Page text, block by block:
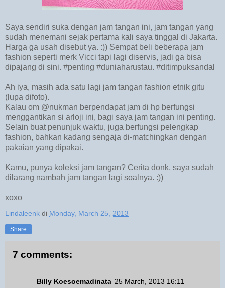
Saya sendiri suka dengan jam tangan ini, jam tangan yang
sudah menemani sejak pertama kali saya tinggal di Jakarta.
Harga ga usah disebut ya. :)) Sempat beli beberapa jam
fashion seperti merk Vicci tapi lagi diservis, jadi ga bisa
dipajang di sini. #penting #duniaharustau. #ditimpuksandal
Ah iya, masih ada satu lagi jam tangan fashion etnik gitu
(lupa difoto).
Kalau om @nukman berpendapat jam di hp berfungsi
menggantikan si arloji ini, bagi saya jam tangan ini penting.
Selain buat penunjuk waktu, juga berfungsi pelengkap
fashion, bahkan kadang sengaja di-matchingkan dengan
pakaian yang dipakai.
Kamu, punya koleksi jam tangan? Cerita donk, saya sudah
dilarang nambah jam tangan lagi soalnya. :))
xoxo
Lindaleenk di Monday, March 25, 2013
Share
7 comments:
Billy Koesoemadinata 25 March, 2013 16:11